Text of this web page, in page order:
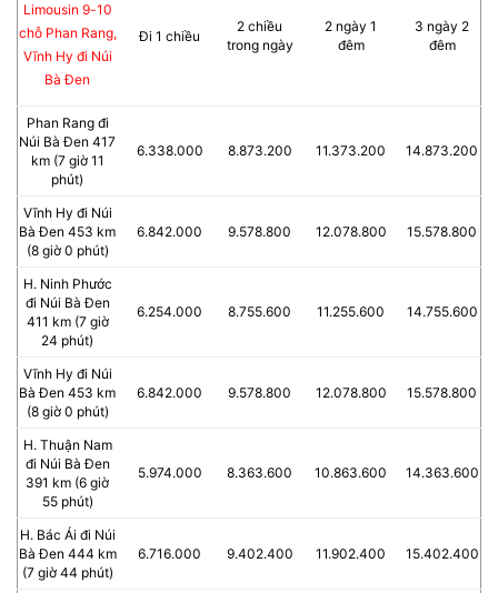
Limousin 9-10
chỗ Phan Rang,
Vĩnh Hy đi Núi
Bà Đen
Đi 1 chiều
2 chiều
trong ngày
2 ngày 1
đêm
3 ngày 2
đêm
Phan Rang đi
Núi Bà Đen 417
km (7 giờ 11
phút)
6.338.000 8.873.200 11.373.200 14.873.200
Vĩnh Hy đi Núi
Bà Đen 453 km
(8 giờ 0 phút)
6.842.000 9.578.800 12.078.800 15.578.800
H. Ninh Phước
đi Núi Bà Đen
411 km (7 giờ
24 phút)
6.254.000 8.755.600 11.255.600 14.755.600
Vĩnh Hy đi Núi
Bà Đen 453 km
(8 giờ 0 phút)
6.842.000 9.578.800 12.078.800 15.578.800
H. Thuận Nam
đi Núi Bà Đen
391 km (6 giờ
55 phút)
5.974.000 8.363.600 10.863.600 14.363.600
H. Bác Ái đi Núi
Bà Đen 444 km
(7 giờ 44 phút)
6.716.000 9.402.400 11.902.400 15.402.400